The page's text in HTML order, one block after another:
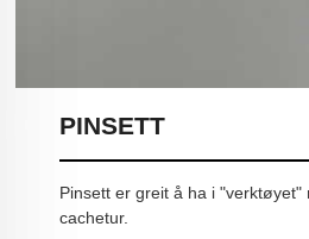
PINSETT
Pinsett er greit å ha i "verktøyet"
cachetur.